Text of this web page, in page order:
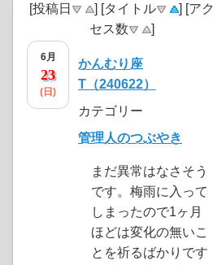
[投稿日
] [タイトル
] [アク
セス数
]
6月
23
(日)
かんむり座
T（240622）
カテゴリー
管理人のつぶやき
まだ異常はなさそう
です。梅雨に入って
しまったので1ヶ月
ほどは変化の無いこ
とを祈るばかりです